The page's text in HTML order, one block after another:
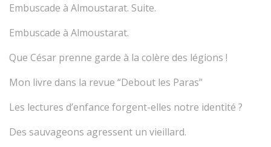
Embuscade à Almoustarat. Suite.
Embuscade à Almoustarat.
Que César prenne garde à la colère des légions !
Mon livre dans la revue “Debout les Paras”
Les lectures d’enfance forgent-elles notre identité ?
Des sauvageons agressent un vieillard.